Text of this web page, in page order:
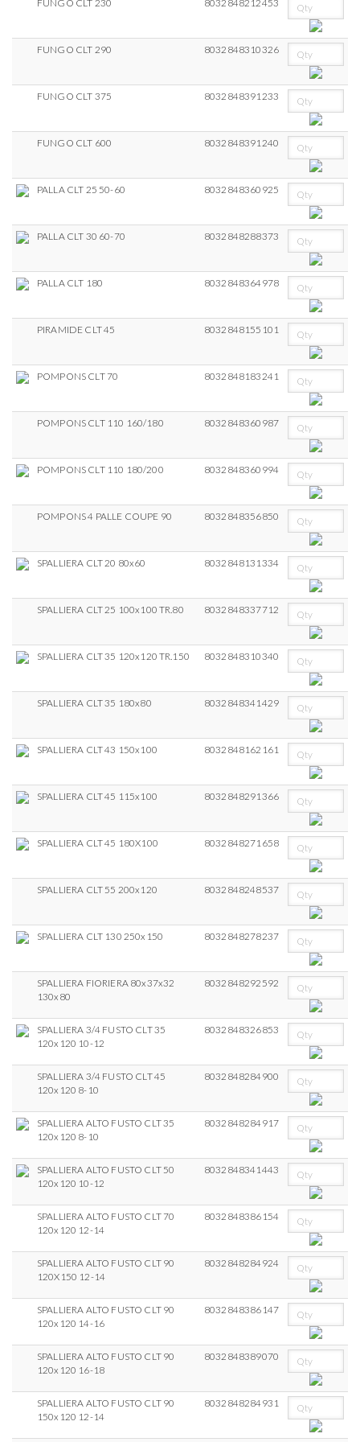
FUNGO CLT 230 8032848212453
FUNGO CLT 290 8032848310326
FUNGO CLT 375 8032848391233
FUNGO CLT 600 8032848391240
PALLA CLT 25 50-60 8032848360925
PALLA CLT 30 60-70 8032848288373
PALLA CLT 180 8032848364978
PIRAMIDE CLT 45 8032848155101
POMPONS CLT 70 8032848183241
POMPONS CLT 110 160/180 8032848360987
POMPONS CLT 110 180/200 8032848360994
POMPONS 4 PALLE COUPE 90 8032848356850
SPALLIERA CLT 20 80x60 8032848131334
SPALLIERA CLT 25 100x100 TR.80 8032848337712
SPALLIERA CLT 35 120x120 TR.150 8032848310340
SPALLIERA CLT 35 180x80 8032848341429
SPALLIERA CLT 43 150x100 8032848162161
SPALLIERA CLT 45 115x100 8032848291366
SPALLIERA CLT 45 180X100 8032848271658
SPALLIERA CLT 55 200x120 8032848248537
SPALLIERA CLT 130 250x150 8032848278237
SPALLIERA FIORIERA 80x37x32
130x80
8032848292592
SPALLIERA 3/4 FUSTO CLT 35
120x120 10-12
8032848326853
SPALLIERA 3/4 FUSTO CLT 45
120x120 8-10
8032848284900
SPALLIERA ALTO FUSTO CLT 35
120x120 8-10
8032848284917
SPALLIERA ALTO FUSTO CLT 50
120x120 10-12
8032848341443
SPALLIERA ALTO FUSTO CLT 70
120x120 12-14
8032848386154
SPALLIERA ALTO FUSTO CLT 90
120X150 12-14
8032848284924
SPALLIERA ALTO FUSTO CLT 90
120x120 14-16
8032848386147
SPALLIERA ALTO FUSTO CLT 90
120x120 16-18
8032848389070
SPALLIERA ALTO FUSTO CLT 90
150x120 12-14
8032848284931